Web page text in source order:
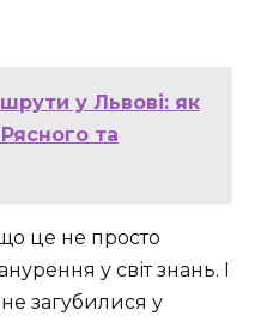
у Львові: як
та
це не просто
у світ знань. І
загубилися у